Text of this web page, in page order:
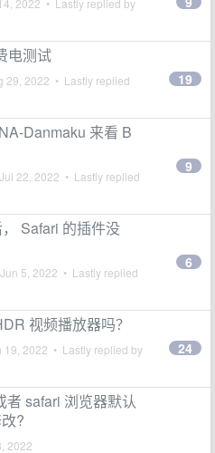
2022 • Lastly replied by
电测试
29, 2022 • Lastly replied
19
Danmaku 来看 B
Jul 22, 2022 • Lastly replied
9
Safari 的插件没
Jun 5, 2022 • Lastly replied
6
视频播放器吗？
19, 2022 • Lastly replied by 24
者 safari 浏览器默认
?
2022